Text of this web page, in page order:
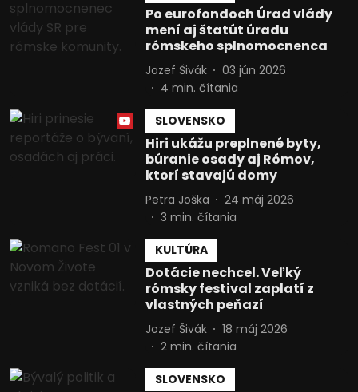
Po eurofondoch Úrad vlády
mení aj štatút úradu
rómskeho splnomocnenca
Jozef Šivák
03 jún 2026
4 min. čítania
SLOVENSKO
Hiri ukážu preplnené byty,
búranie osady aj Rómov,
ktorí stavajú domy
Petra Joška
24 máj 2026
3 min. čítania
KULTÚRA
Dotácie nechcel. Veľký
rómsky festival zaplatí z
vlastných peňazí
Jozef Šivák
18 máj 2026
2 min. čítania
SLOVENSKO